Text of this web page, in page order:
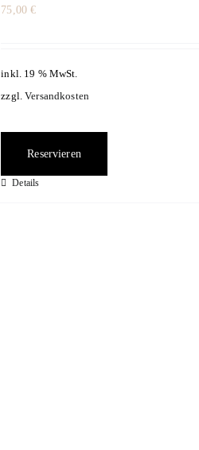
75,00€
inkl. 19 % MwSt.
zzgl.Versandkosten
Reservieren
Details